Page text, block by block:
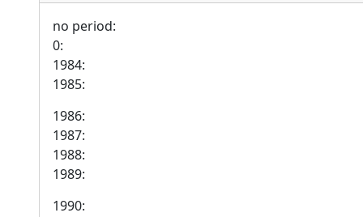
no period:
0:
1984:
1985:
1986:
1987:
1988:
1989:
1990: